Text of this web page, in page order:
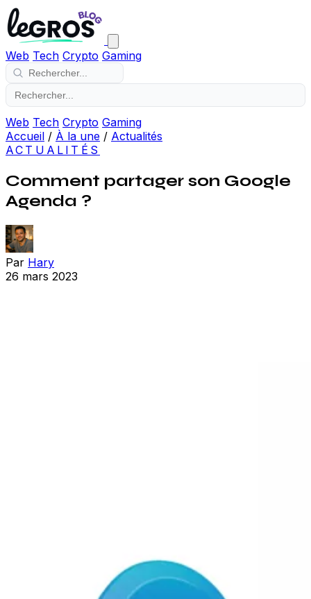
Web Tech Crypto Gaming
Web Tech Crypto Gaming
Accueil / À la une / Actualités
ACTUALITÉS
Comment partager son Google
Agenda ?
Par Hary
26 mars 2023